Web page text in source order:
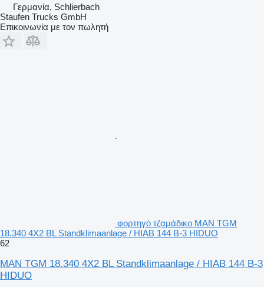
Γερμανία, Schlierbach
Staufen Trucks GmbH
Επικοινωνία με τον πωλητή
φορτηγό τζαμάδικο MAN TGM
18.340 4X2 BL Standklimaanlage / HIAB 144 B-3 HIDUO
62
MAN TGM 18.340 4X2 BL Standklimaanlage / HIAB 144 B-3
HIDUO